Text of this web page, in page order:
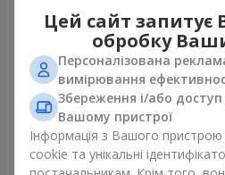
Букет "Твої хризантеми"
1 528 грн
Замовити
Цей сайт запитує
обробку
Персоналізована
вимірювання
Збереження і/або
Вашому пристрої
Інформація з Вашого
cookie та унікальні